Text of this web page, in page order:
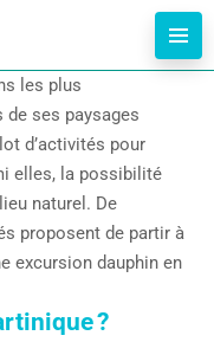
les plus
de ses paysages
d’activités pour
elles, la possibilité
naturel. De
proposent de partir à
excursion dauphin en
?